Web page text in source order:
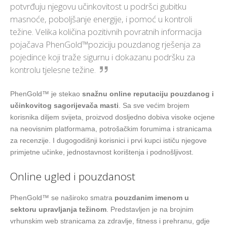
potvrđuju njegovu učinkovitost u podršci gubitku
masnoće, poboljšanje energije, i pomoć u kontroli
težine. Velika količina pozitivnih povratnih informacija
pojačava PhenGold™poziciju pouzdanog rješenja za
pojedince koji traže sigurnu i dokazanu podršku za
kontrolu tjelesne težine.
PhenGold™ je stekao snažnu online reputaciju pouzdanog i
učinkovitog sagorijevača masti. Sa sve većim brojem
korisnika diljem svijeta, proizvod dosljedno dobiva visoke ocjene
na neovisnim platformama, potrošačkim forumima i stranicama
za recenzije. I dugogodišnji korisnici i prvi kupci ističu njegove
primjetne učinke, jednostavnost korištenja i podnošljivost.
Online ugled i pouzdanost
PhenGold™ se naširoko smatra pouzdanim imenom u
sektoru upravljanja težinom . Predstavljen je na brojnim
vrhunskim web stranicama za zdravlje, fitness i prehranu, gdje